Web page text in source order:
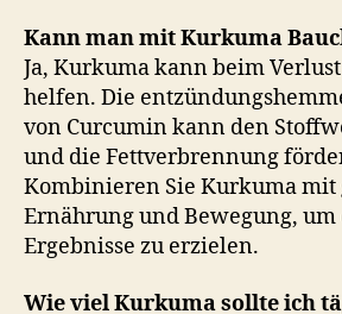
Kann man mit Kurkuma
Ja, Kurkuma kann beim
helfen. Die
von Curcumin kann den
und die Fettverbrennung
Kombinieren Sie Kurkuma mit
Ernährung und Bewegung,
Ergebnisse zu erzielen.
Wie viel Kurkuma sollte ich